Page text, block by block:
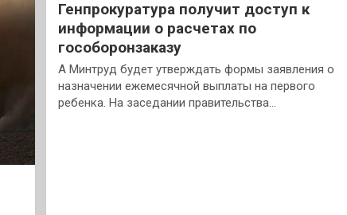
Генпрокуратура получит доступ к
информации о расчетах по
гособоронзаказу
А Минтруд будет утверждать формы заявления о
назначении ежемесячной выплаты на первого
ребенка. На заседании правительства…